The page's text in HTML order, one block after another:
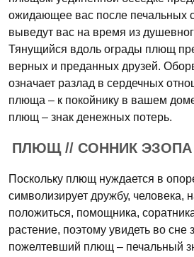
ожидающее вас после печальных
выведут вас на время из
Тянущийся вдоль ограды плющ
верных и преданных друзей.
означает разлад в сердечных
плюща – к покойнику в вашем
плющ – знак денежных потерь.
ПЛЮЩ // СОННИК ЭЗОПА
Поскольку плющ нуждается в
символизирует дружбу, человека,
положиться, помощника,
растение, поэтому увидеть во сне
пожелтевший плющ – печальный